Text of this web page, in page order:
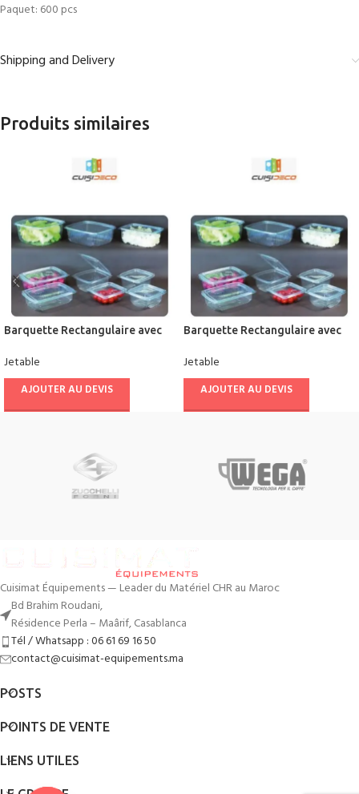
Paquet: 600 pcs
Shipping and Delivery
Produits similaires
Barquette Rectangulaire avec
Jetable
AJOUTER AU DEVIS
Barquette Rectangulaire avec
Jetable
AJOUTER AU DEVIS
Cuisimat Équipements — Leader du Matériel CHR au Maroc
Bd Brahim Roudani,
Résidence Perla – Maârif, Casablanca
Tél / Whatsapp : 06 61 69 16 50
contact@cuisimat-equipements.ma
POSTS
POINTS DE VENTE
LIENS UTILES